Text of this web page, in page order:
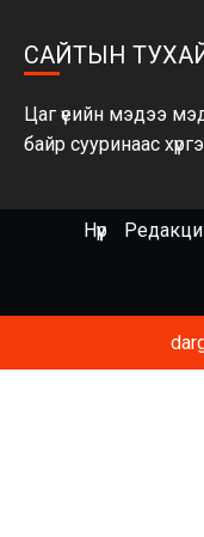
САЙТЫН
Цаг үеийн мэдээ
байр сууринаас
Нүүр